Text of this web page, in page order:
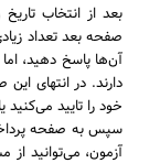
صفحه بعد تعداد
آن‌ها پاسخ دهید،
دارند. در انتهای
خود را تایید
آزمون، می‌توانید از